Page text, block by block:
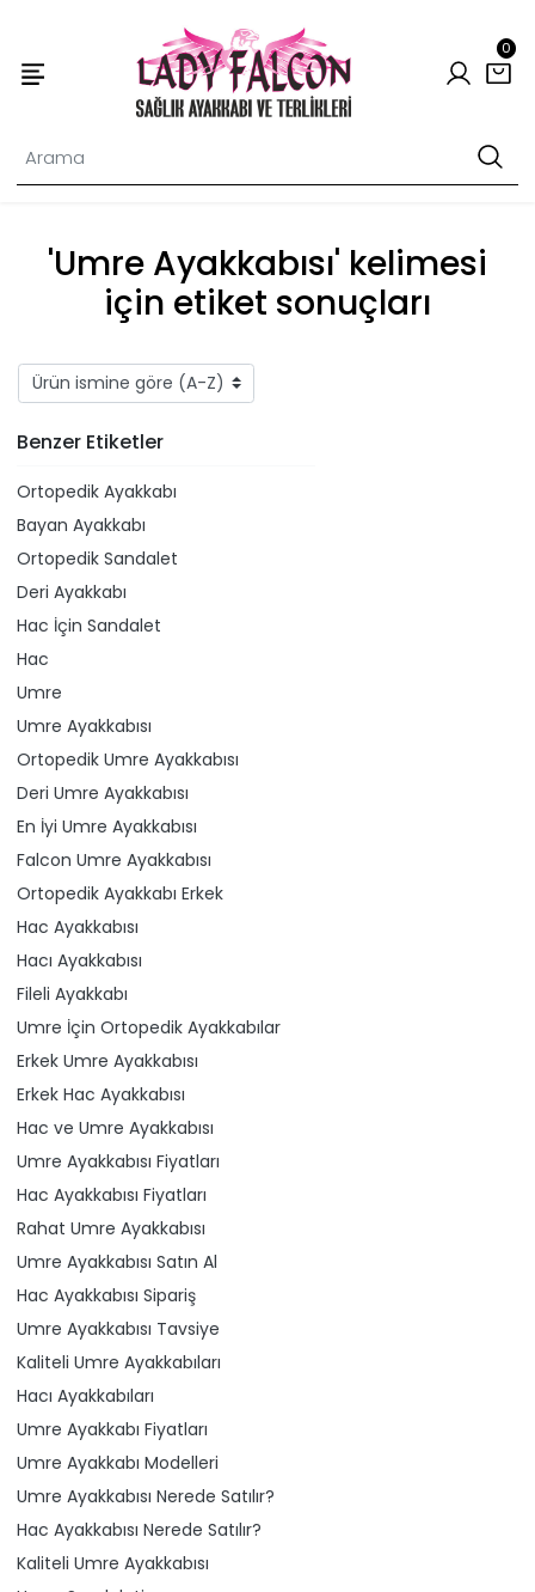
0
'Umre Ayakkabısı' kelimesi
için etiket sonuçları
Benzer Etiketler
Ortopedik Ayakkabı
Bayan Ayakkabı
Ortopedik Sandalet
Deri Ayakkabı
Hac İçin Sandalet
Hac
Umre
Umre Ayakkabısı
Ortopedik Umre Ayakkabısı
Deri Umre Ayakkabısı
En İyi Umre Ayakkabısı
Falcon Umre Ayakkabısı
Ortopedik Ayakkabı Erkek
Hac Ayakkabısı
Hacı Ayakkabısı
Fileli Ayakkabı
Umre İçin Ortopedik Ayakkabılar
Erkek Umre Ayakkabısı
Erkek Hac Ayakkabısı
Hac ve Umre Ayakkabısı
Umre Ayakkabısı Fiyatları
Hac Ayakkabısı Fiyatları
Rahat Umre Ayakkabısı
Umre Ayakkabısı Satın Al
Hac Ayakkabısı Sipariş
Umre Ayakkabısı Tavsiye
Kaliteli Umre Ayakkabıları
Hacı Ayakkabıları
Umre Ayakkabı Fiyatları
Umre Ayakkabı Modelleri
Umre Ayakkabısı Nerede Satılır?
Hac Ayakkabısı Nerede Satılır?
Kaliteli Umre Ayakkabısı